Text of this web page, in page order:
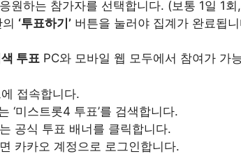
원하는 참가자를 선택합니다. (보통 1일 1
‘투표하기’ 버튼을 눌러야 집계가 완료됩
투표 PC와 모바일 웹 모두에서 참여가 가
접속합니다.
‘미스트롯4 투표’를 검색합니다.
공식 투표 배너를 클릭합니다.
카카오 계정으로 로그인합니다.